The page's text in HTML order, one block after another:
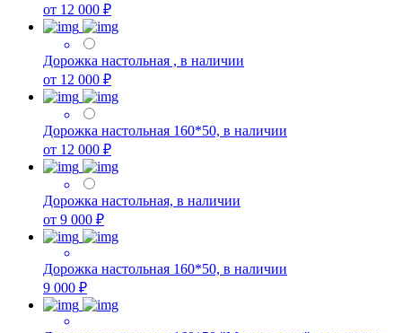
от 12 000 ₽
Дорожка настольная , в наличии
от 12 000 ₽
Дорожка настольная 160*50, в наличии
от 12 000 ₽
Дорожка настольная, в наличии
от 9 000 ₽
Дорожка настольная 160*50, в наличии
9 000 ₽